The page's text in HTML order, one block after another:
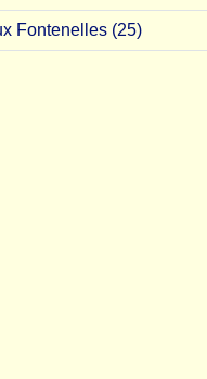
Fontenelles (25)